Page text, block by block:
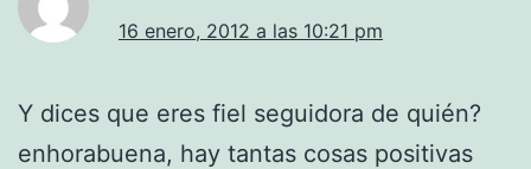
16 enero, 2012 a las 10:21 pm
Y dices que eres fiel seguidora de quién?
enhorabuena, hay tantas cosas positivas